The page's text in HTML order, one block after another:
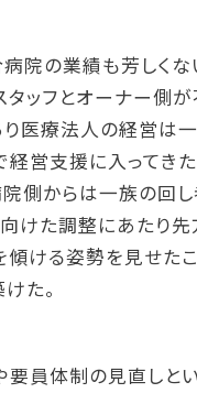
院の業績も芳しくな
ッフとオーナー側が
医療法人の経営は一
営支援に入ってきた
院側からは一族の回
けた調整にあたり
ける姿勢を見せた
た。
要員体制の見直しと